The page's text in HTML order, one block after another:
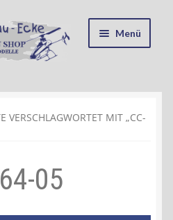
Menü
Umwelt
VERSCHLAGWORTET MIT „CC-
05